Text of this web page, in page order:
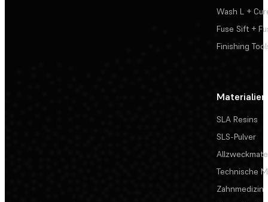
Wash L +
Fuse Sift +
Finishing
Materialien
SLA Resins
SLS-Pulver
Technische
Zahnmedizin